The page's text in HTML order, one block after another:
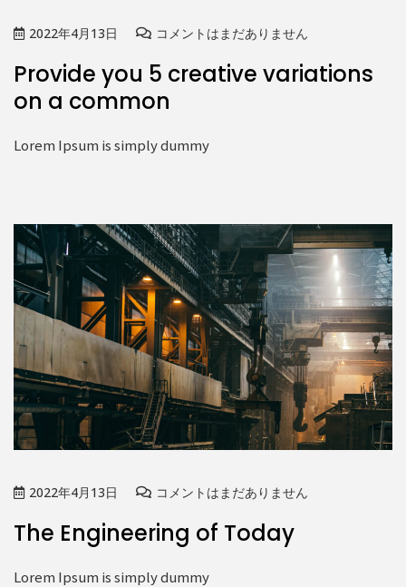
2022年4月13日 コメントはまだありません
Provide you 5 creative variations
on a common
Lorem Ipsum is simply dummy
2022年4月13日 コメントはまだありません
The Engineering of Today
Lorem Ipsum is simply dummy